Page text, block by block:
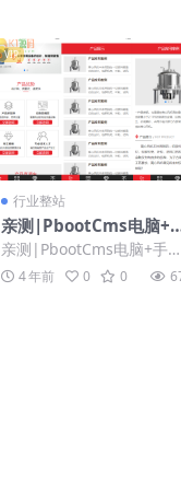
VIP
行业整站
亲测|PbootCms电脑+
机版企业红色营销型压缩
机离心风机网站
亲测|PbootCms电脑+手机
版企业红色营销型压缩机
心风机网站 PbootC...
4 年前 0 0